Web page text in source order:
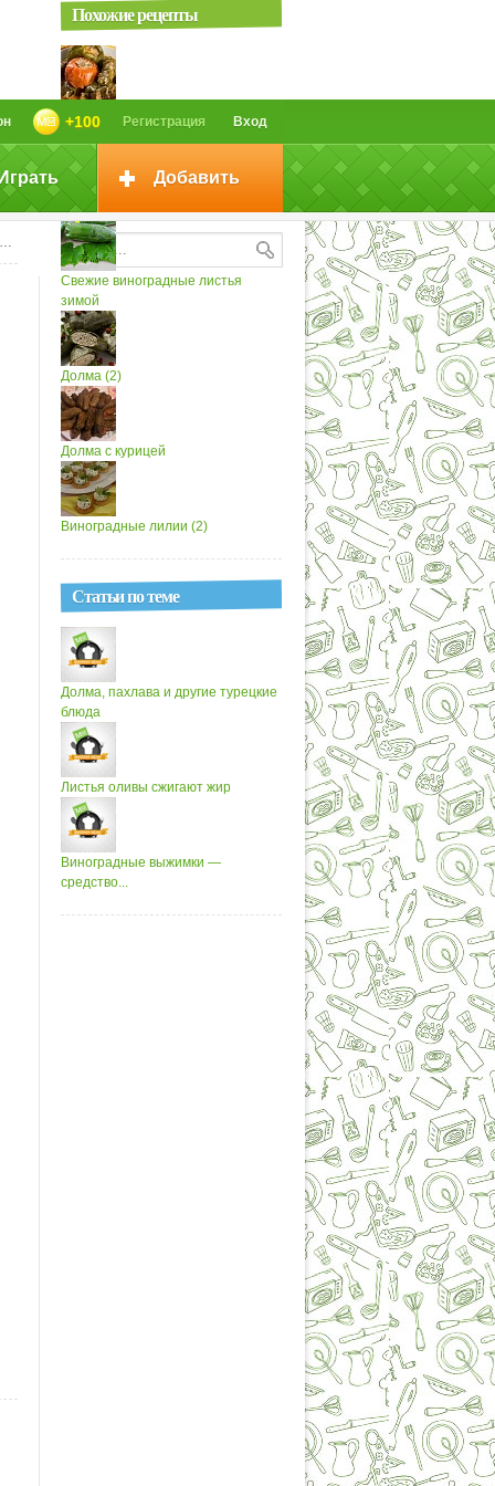
Вход
Регистрация
+100
Добавить
Похожие рецепты
и...
Виноградные листья...
Свежие виноградные листья
зимой
Долма (2)
Долма с курицей
Виноградные лилии (2)
Статьи по теме
Долма, пахлава и другие турецкие
блюда
Листья оливы сжигают жир
Виноградные выжимки —
средство...